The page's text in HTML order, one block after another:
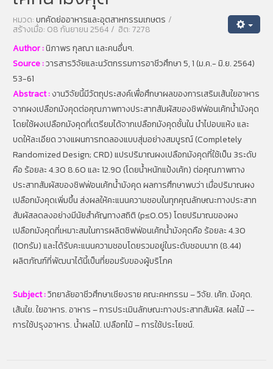
หมวด:บทคัดย่ออาหารและอุตสาหกรรมเกษตร
สร้างเมื่อ: 08 กันยายน 2564
ฮิต: 7278
Author :นิภาพร กุลณา และคนอื่นๆ.
Source :วารสารวิจัยและนวัตกรรมการอาชีวศึกษา 5, 1 (ม.ค.- มิ.ย. 2564)
53-61
Abstract :งานวิจัยนี้มีวัตถุประสงค์เพื่อศึกษาผลของการเสริมเส้นใยอาหาร
จากผงเปลือกมังคุดต่อคุณภาพทางประสาทสัมผัสของชิฟฟ่อนเค้กน้ำมังคุด
โดยใช้ผงเปลือกมังคุดที่เตรียมได้จากเปลือกมังคุดชั้นใน นำไปอบแห้ง และ
บดให้ละเอียด วางแผนการทดลองแบบสุ่มอย่างสมบูรณ์ (Completely
Randomized Design; CRD) แปรปริมาณผงเปลือกมังคุดที่ใช้เป็น 3ระดับ
คือ ร้อยละ 4.30 8.60 และ 12.90 (โดยน้ำหนักแป้งเค้ก) ต่อคุณภาพทาง
ประสาทสัมผัสของชิฟฟ่อนเค้กน้ำมังคุด ผลการศึกษาพบว่า เมื่อปริมาณผง
เปลือกมังคุดเพิ่มขึ้น ส่งผลให้คะแนนความชอบในทุกคุณลักษณะทางประสาท
สัมผัสลดลงอย่างมีนัยสำคัญทางสถิติ (p≤0.05) โดยปริมาณของผง
เปลือกมังคุดที่เหมาะสมในการผลิตชิฟฟ่อนเค้กน้ำมังคุดคือ ร้อยละ 4.30
(10กรัม) และได้รับคะแนนความชอบโดยรวมอยู่ในระดับชอบมาก (8.44)
ผลิตภัณฑ์ที่พัฒนาได้นี้เป็นที่ยอมรับของผู้บริโภค
Subject :วิทยาลัยอาชีวศึกษาเชียงราย คณะคหกรรม – วิจัย. เค้ก. มังคุด.
เส้นใย. ใยอาหาร. อาหาร – การประเมินลักษณะทางประสาทสัมผัส. ผลไม้ --
การใช้ปรุงอาหาร. น้ำผลไม้. เปลือกไม้ – การใช้ประโยชน์.